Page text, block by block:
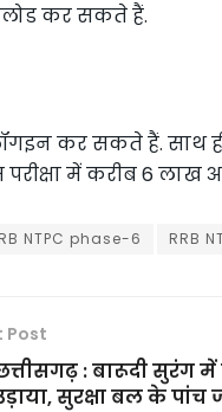
कर सकते हैं.
कर सकते हैं. साथ ही
में करीब 6 लाख
NTPC phase-6 RRB
Post
: बारूदी सुरंग
सुरक्षा बल के पांच